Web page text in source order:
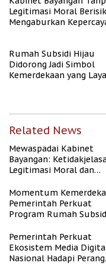
Legitimasi Moral
Mengaburkan
Rumah Subsidi Hijau
Didorong Jadi Simbol
Kemerdekaan yang
Related News
Mewaspadai Kabinet
Bayangan:
Legitimasi Moral dan
Momentum
Pemerintah Perkuat
Program Rumah
Berpenghasilan Rendah
Pemerintah Perkuat
Ekosistem Media
Nasional Hadapi Perang